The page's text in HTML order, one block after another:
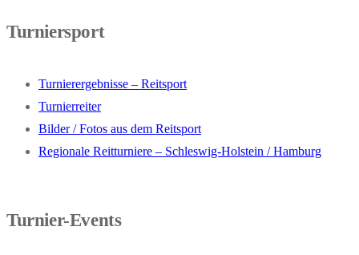
Turniersport
Turnierergebnisse – Reitsport
Turnierreiter
Bilder / Fotos aus dem Reitsport
Regionale Reitturniere – Schleswig-Holstein / Hamburg
Turnier-Events